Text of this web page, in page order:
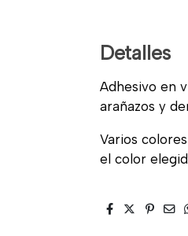
Detalles
Adhesivo en
arañazos y
Varios
el color